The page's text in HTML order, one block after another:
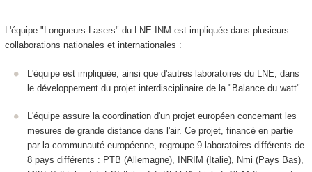
L'équipe "Longueurs-Lasers" du LNE-INM est impliquée dans plusieurs
collaborations nationales et internationales :
L'équipe est impliquée, ainsi que d'autres laboratoires du LNE, dans
le développement du projet interdisciplinaire de la "Balance du watt"
L'équipe assure la coordination d'un projet européen concernant les
mesures de grande distance dans l'air. Ce projet, financé en partie
par la communauté européenne, regroupe 9 laboratoires différents de
8 pays différents : PTB (Allemagne), INRIM (Italie), Nmi (Pays Bas),